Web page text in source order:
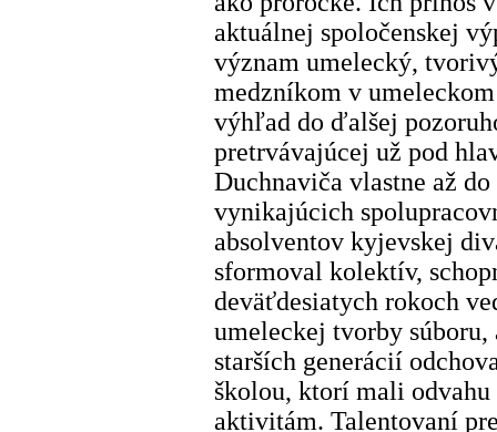
aktuálnej spoločenskej
význam umelecký,
medzníkom v
výhľad do ďalšej
pretrvávajúcej už pod
Duchnaviča vlastne až
vynikajúcich
absolventov kyjevskej
sformoval kolektív,
deväťdesiatych rokoch
umeleckej tvorby
starších generácií
školou, ktorí mali
aktivitám. Talentovaní